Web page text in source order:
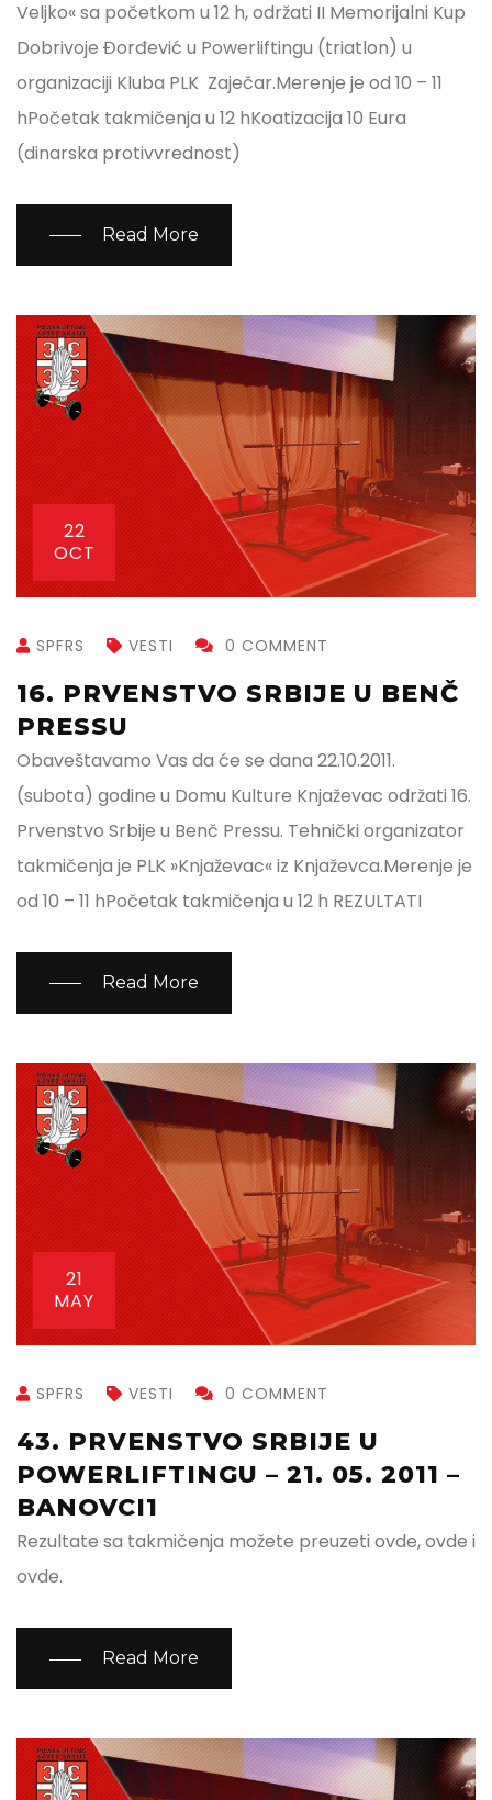
Veljko« sa početkom u 12 h, održati II Memorijalni Kup
Dobrivoje Đorđević u Powerliftingu (triatlon) u
organizaciji Kluba PLK Zaječar.Merenje je od 10 – 11
hPočetak takmičenja u 12 hKoatizacija 10 Eura
(dinarska protivvrednost)
Read More
22
OCT
SPFRS VESTI 0 COMMENT
16. PRVENSTVO SRBIJE U BENČ
PRESSU
Obaveštavamo Vas da će se dana 22.10.2011.
(subota) godine u Domu Kulture Knjaževac održati 16.
Prvenstvo Srbije u Benč Pressu. Tehnički organizator
takmičenja je PLK »Knjaževac« iz Knjaževca.Merenje je
od 10 – 11 hPočetak takmičenja u 12 h REZULTATI
Read More
21
MAY
SPFRS VESTI 0 COMMENT
43. PRVENSTVO SRBIJE U
POWERLIFTINGU – 21. 05. 2011 –
BANOVCI1
Rezultate sa takmičenja možete preuzeti ovde, ovde i
ovde.
Read More